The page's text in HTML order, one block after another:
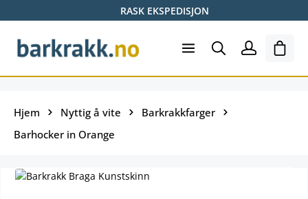
RASK EKSPEDISJON
Hjem Nyttig å vite
Barkrakkfarger
Barhocker in Orange